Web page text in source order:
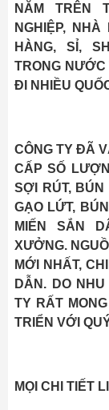
NĂM TRÊN
NGHIỆP,
HÀNG, SỈ,
TRONG
ĐI NHIỀU
CÔNG TY ĐÃ
CẤP SỐ
SỢI RÚT,
GẠO LỨT,
MIẾN SẮN
XƯỞNG.
MỚI NHẤT,
DẪN. DO
TY RẤT
TRIỂN VỚI
MỌI CHI TIẾT